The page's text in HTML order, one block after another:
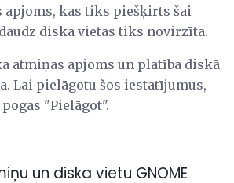
apjoms, kas tiks piešķirts šai
diska vietas tiks novirzīta.
atmiņas apjoms un platība diskā
Lai pielāgotu šos iestatījumus,
"Pielāgot".
un diska vietu GNOME